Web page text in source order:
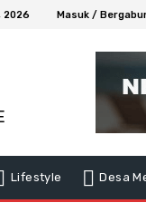
2026 Masuk /
Lifestyle Desa